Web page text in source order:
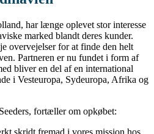
har længe oplevet stor interesse
marked blandt deres kunder.
overvejelser for at finde den helt
Partneren er nu fundet i form af
bliver en del af en international
i Vesteuropa, Sydeuropa, Afrika og
fortæller om opkøbet: